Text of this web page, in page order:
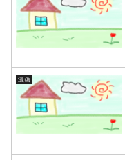
漫画